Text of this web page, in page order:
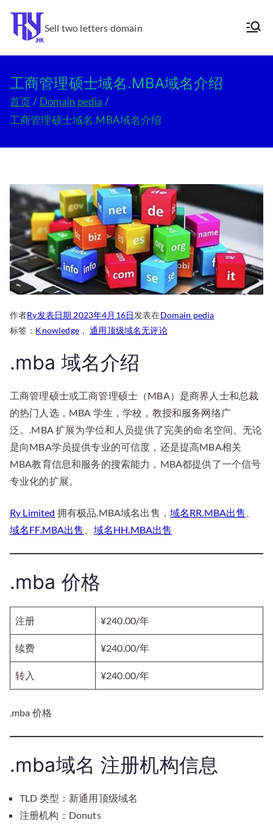
内
Ry.hk
Sell two letters domain
工商管理硕士域名.MBA域名介绍
首页
Domain pedia
工商管理硕士域名.MBA域名介绍
作者Ry发表日期 2023年4月16日发表在Domain pedia
标签： Knowledge，通用顶级域名工
硕
域
名.MBA
域
名
无评论
.mba 域名介绍
工商管理硕士或工商管理硕士（MBA）是商界人士和总裁
的热门人选，MBA 学生，学校，教授和服务网络广
泛。.MBA 扩展为学位和人员提供了完美的命名空间。无论
是向MBA学员提供专业的可信度，还是提高MBA相关
MBA教育信息和服务的搜索能力，MBA都提供了一个信号
专业化的扩展。
Ry Limited 拥有极品.MBA域名出售， 域名RR.MBA出售
域名FF.MBA出售
域名HH.MBA出售
.mba 价格
注册 ¥240.00/年
续费 ¥240.00/年
转入 ¥240.00/年
.mba 价格
.mba域名 注册机构信息
TLD 类型：新通用顶级域名
注册机构：Donuts